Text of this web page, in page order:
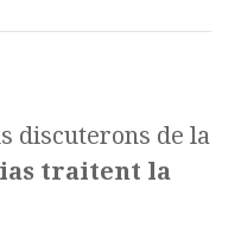
discuterons de la
traitent la